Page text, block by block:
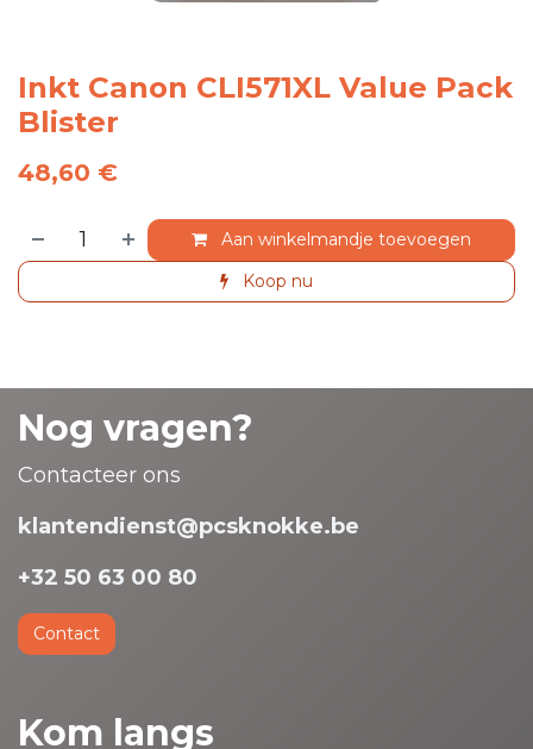
Inkt Canon CLI571XL Value Pack
Blister
48,60 €
Aan winkelmandje toevoegen
Koop nu
Nog vragen?
Contacteer ons
klantendienst@pcsknokke.be
+32 50 63 00 80
Contact
Kom langs